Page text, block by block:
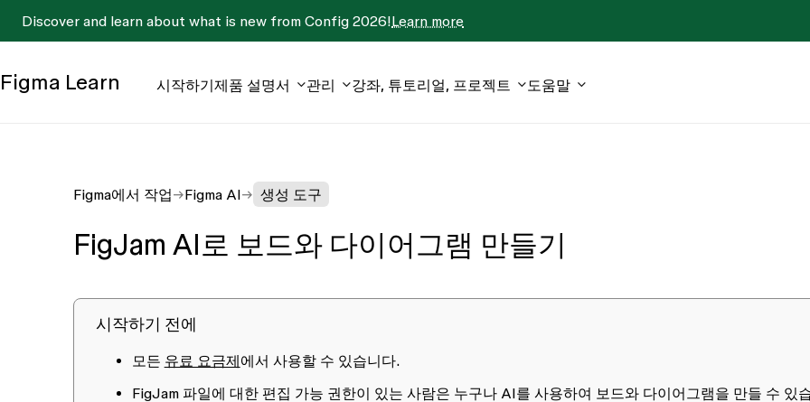
Discover and learn about what is new from Config 2026!Learn more
Figma Learn 시작하기제품 설명서 관리 강좌, 튜토리얼, 프로젝트 도움말
Figma에서 작업 Figma AI 생성 도구
FigJam AI로 보드와 다이어그램 만들기
시작하기 전에
모든 유료 요금제에서 사용할 수 있습니다.
FigJam 파일에 대한 편집 가능 권한이 있는 사람은 누구나 AI를 사용하여 보드와 다이어그램을 만들 수 있